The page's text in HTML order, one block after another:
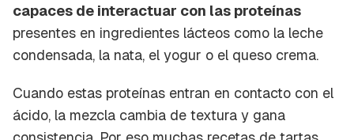
capaces de interactuar con las proteínas
presentes en ingredientes lácteos como la leche
condensada, la nata, el yogur o el queso crema.
Cuando estas proteínas entran en contacto con el
ácido, la mezcla cambia de textura y gana